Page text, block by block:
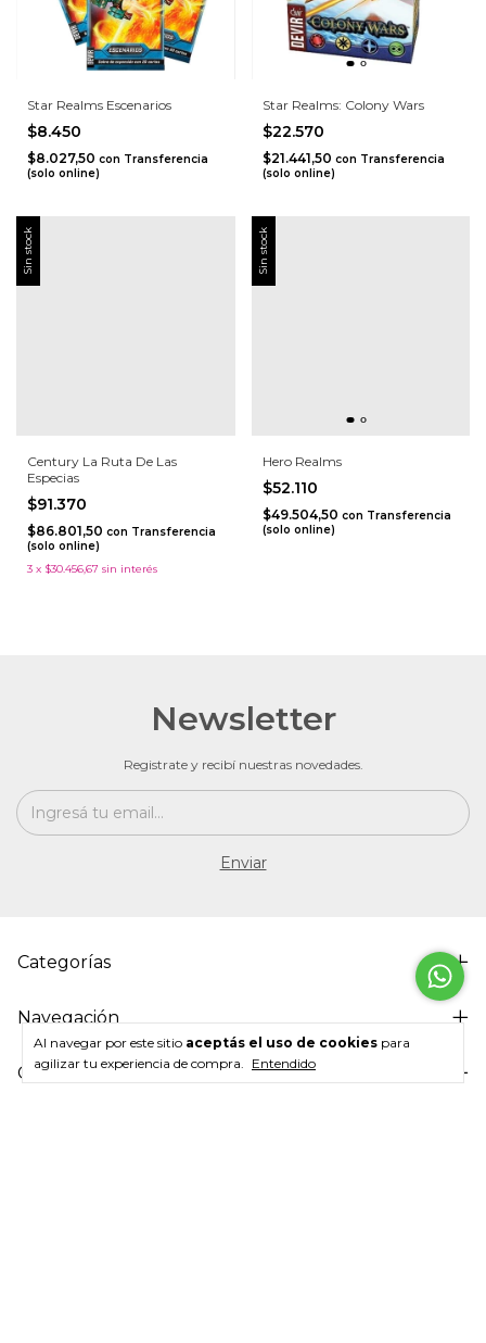
Al navegar por este sitio aceptás el uso de cookies para
agilizar tu experiencia de compra. Entendido
Star Realms Escenarios
$8.450
$8.027,50 con Transferencia
(solo online)
Star Realms: Colony Wars
$22.570
$21.441,50 con Transferencia
(solo online)
Sin stock
Century La Ruta De Las
Especias
$91.370
$86.801,50 con Transferencia
(solo online)
3 x $30.456,67 sin interés
Sin stock
Hero Realms
$52.110
$49.504,50 con Transferencia
(solo online)
Newsletter
Registrate y recibí nuestras novedades.
Categorías
Navegación
Contactanos